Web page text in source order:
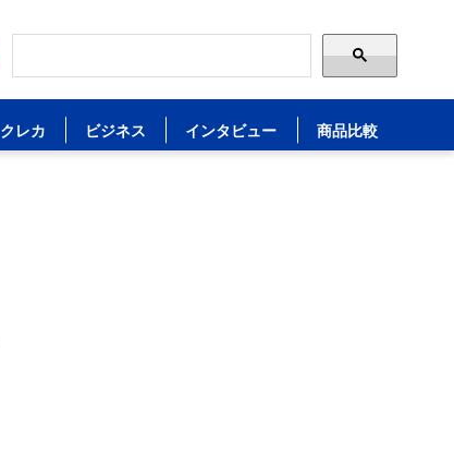
クレカ ビジネス インタビュー 商品比較